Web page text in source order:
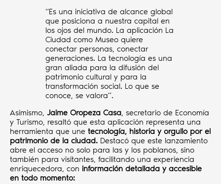
“Es una iniciativa de alcance global
que posiciona a nuestra capital en
los ojos del mundo. La aplicación La
Ciudad como Museo quiere
conectar personas, conectar
generaciones. La tecnología es una
gran aliada para la difusión del
patrimonio cultural y para la
transformación social. Lo que se
conoce, se valora”.
Asimismo, Jaime Oropeza Casa, secretario de Economía
y Turismo, resaltó que esta aplicación representa una
herramienta que une tecnología, historia y orgullo por el
patrimonio de la ciudad. Destacó que este lanzamiento
abre el acceso no solo para las y los poblanos, sino
también para visitantes, facilitando una experiencia
enriquecedora, con información detallada y accesible
en todo momento: